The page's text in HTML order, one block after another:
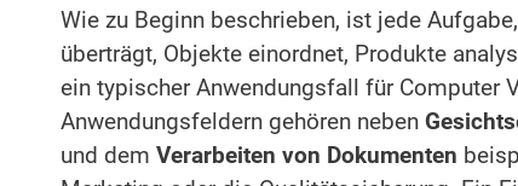
Wie zu Beginn beschrieben, ist jede
überträgt, Objekte einordnet, Produkte
ein typischer Anwendungsfall für Computer
Anwendungsfeldern gehören neben
und dem Verarbeiten von Dokumenten